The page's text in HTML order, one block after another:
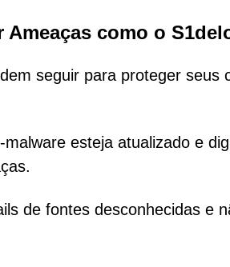
como o
seguir para proteger seus
esteja atualizado e
de fontes desconhecidas e